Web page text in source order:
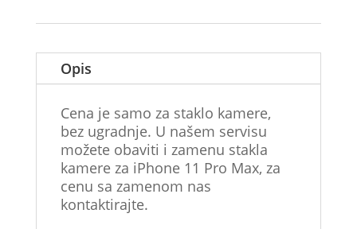
Max
Opis
Cena je samo za staklo kamere,
bez ugradnje. U našem servisu
možete obaviti i zamenu stakla
kamere za iPhone 11 Pro Max, za
cenu sa zamenom nas
kontaktirajte.